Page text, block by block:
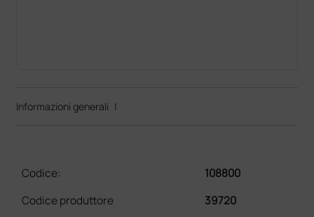
Informazioni generali |
Codice:
108800
Codice produttore
39720